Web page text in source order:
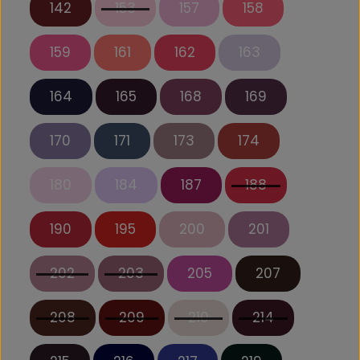
142 153 157 158
159 161 162 163
164 165 168 169
170 171 173 174
180 184 187 188
190 195 200 201
202 203 205 207
208 209 210 214